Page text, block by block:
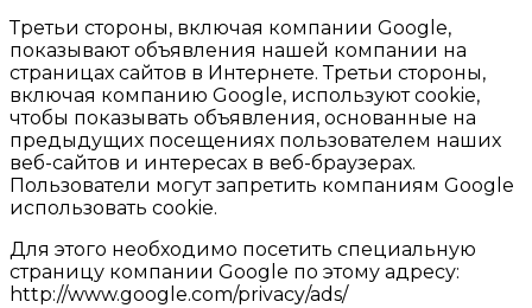
Третьи стороны, включая компании Google,
показывают объявления нашей компании на
страницах сайтов в Интернете. Третьи стороны,
включая компанию Google, используют cookie,
чтобы показывать объявления, основанные на
предыдущих посещениях пользователем наших
веб-сайтов и интересах в веб-браузерах.
Пользователи могут запретить компаниям Google
использовать cookie.
Для этого необходимо посетить специальную
страницу компании Google по этому адресу:
http://www.google.com/privacy/ads/